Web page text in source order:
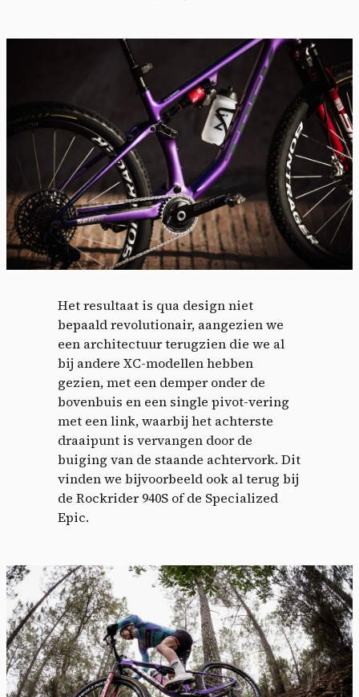
Het resultaat is qua design niet
bepaald revolutionair, aangezien we
een architectuur terugzien die we al
bij andere XC-modellen hebben
gezien, met een demper onder de
bovenbuis en een single pivot-vering
met een link, waarbij het achterste
draaipunt is vervangen door de
buiging van de staande achtervork. Dit
vinden we bijvoorbeeld ook al terug bij
de Rockrider 940S of de Specialized
Epic.